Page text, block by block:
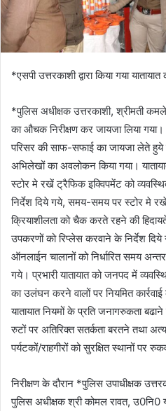
*एसपी उत्तरकाशी द्वारा किया गया
*पुलिस अधीक्षक उत्तरकाशी, श्रीमती कमलेश
का औचक निरीक्षण कर जायजा लिया गया।
परिसर की साफ-सफाई का जायजा लेते हुये
अभिलेखों का अवलोकन किया गया।
स्टोर मे रखें ट्रैफिक इक्विपमेंट को
निर्देश दिये गये, समय-समय पर स्टोर मे
क्रियाशीलता को चैक करते रहने की
उपकरणों को रिप्लेस करवाने के निर्देश
ऑनलाईन चालानों को निर्धारित समय
गये। प्रभारी यातायात को जनपद में
का उलंघन करने वालों पर नियमित
यातायात नियमों के प्रति जनागरुकता बढाने
रुटों पर अतिरिक्त सतर्कता बरतने तथा
पर्यटकों/राहगीरों को सुरक्षित स्थानों पर
निरीक्षण के दौरान *पुलिस उपाधीक्षक
पुलिस अधीक्षक श्री कोमल रावत, उ0नि0